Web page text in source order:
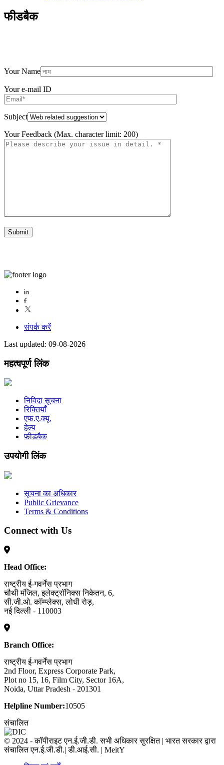
फीडबैक
Your Name
Your e-mail ID
Subject
Your Feedback (Max. character limit: 200)
संपर्क करें
Last updated: 09-08-2026
महत्वपूर्ण लिंक
निविदा सूचना
रिक्तियाँ
एफ.ए.क्यू.
हेल्प
फीडबैक
उपयोगी लिंक
सूचना का अधिकार
Public Grievance
Terms & Conditions
Connect with Us
Head Office:
राष्ट्रीय ई-गवर्नेंस प्रभाग
चौथी मंजिल, इलेक्ट्रॉनिक्स निकेतन, 6,
सी.जी.ओ. कॉम्प्लेक्स, लोधी रोड़,
नई दिल्ली - 110003
Branch Office:
राष्ट्रीय ई-गवर्नेंस प्रभाग
2nd Floor, Express Corporate Park,
Plot no 15, 16, Film City, Sector 16A,
Noida, Uttar Pradesh - 201301
Helpline Number:10505
संचालित
© 2024 - कॉपीराइट एन.ई.जी.डी. सभी अधिकार सुरक्षित | भारत सरकार द्वारा
संचालित एन.ई.जी.डी.| डी.आई.सी. | MeitY